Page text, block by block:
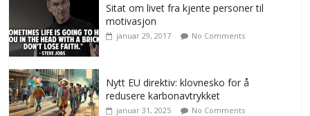
Sitat om livet fra kjente personer til
motivasjon
januar 29, 2017 No Comments
Nytt EU direktiv: klovnesko for å
redusere karbonavtrykket
januar 31, 2025 No Comments